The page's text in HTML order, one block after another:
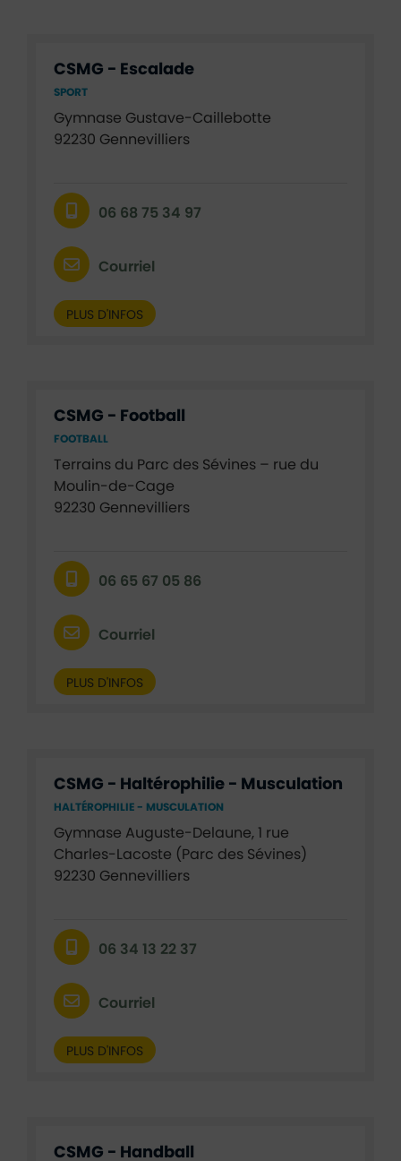
CSMG - Escalade
SPORT
Gymnase Gustave-Caillebotte
92230 Gennevilliers
06 68 75 34 97
Courriel
PLUS D'INFOS
CSMG - Football
FOOTBALL
Terrains du Parc des Sévines – rue du
Moulin-de-Cage
92230 Gennevilliers
06 65 67 05 86
Courriel
PLUS D'INFOS
CSMG - Haltérophilie - Musculation
HALTÉROPHILIE - MUSCULATION
Gymnase Auguste-Delaune, 1 rue
Charles-Lacoste (Parc des Sévines)
92230 Gennevilliers
06 34 13 22 37
Courriel
PLUS D'INFOS
CSMG - Handball